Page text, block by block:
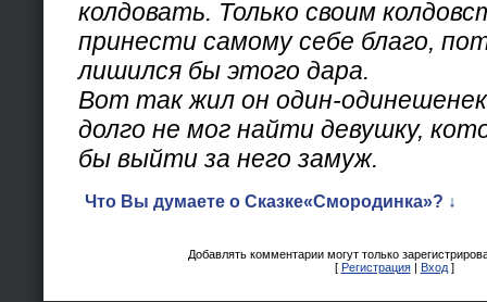
колдовать. Только своим
принести самому себе благо,
лишился бы этого дара.
Вот так жил он один-
долго не мог найти девушку,
бы выйти за него замуж.
Что Вы думаете о Сказке«Смородинка»? ↓
Добавлять комментарии могут только
[ Регистрация| Вход]